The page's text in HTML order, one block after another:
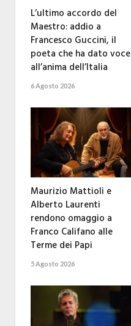
L’ultimo accordo del
Maestro: addio a
Francesco Guccini, il
poeta che ha dato voce
all’anima dell’Italia
6 Agosto 2026
Maurizio Mattioli e
Alberto Laurenti
rendono omaggio a
Franco Califano alle
Terme dei Papi
5 Agosto 2026